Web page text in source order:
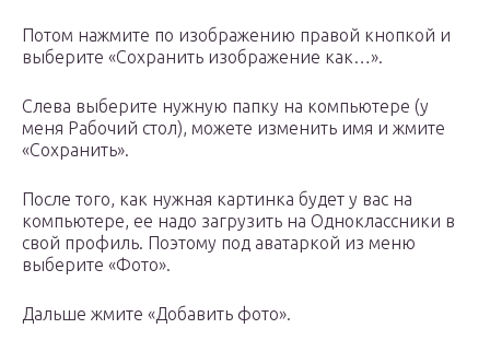
Потом нажмите по изображению правой кнопкой и
выберите «Сохранить изображение как…».
Слева выберите нужную папку на компьютере (у
меня Рабочий стол), можете изменить имя и жмите
«Сохранить».
После того, как нужная картинка будет у вас на
компьютере, ее надо загрузить на Одноклассники в
свой профиль. Поэтому под аватаркой из меню
выберите «Фото».
Дальше жмите «Добавить фото».